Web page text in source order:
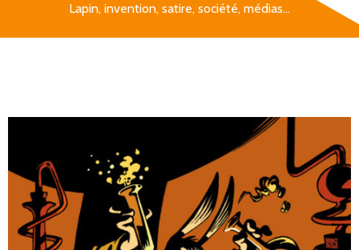
Lapin, invention, satire, société, médias...